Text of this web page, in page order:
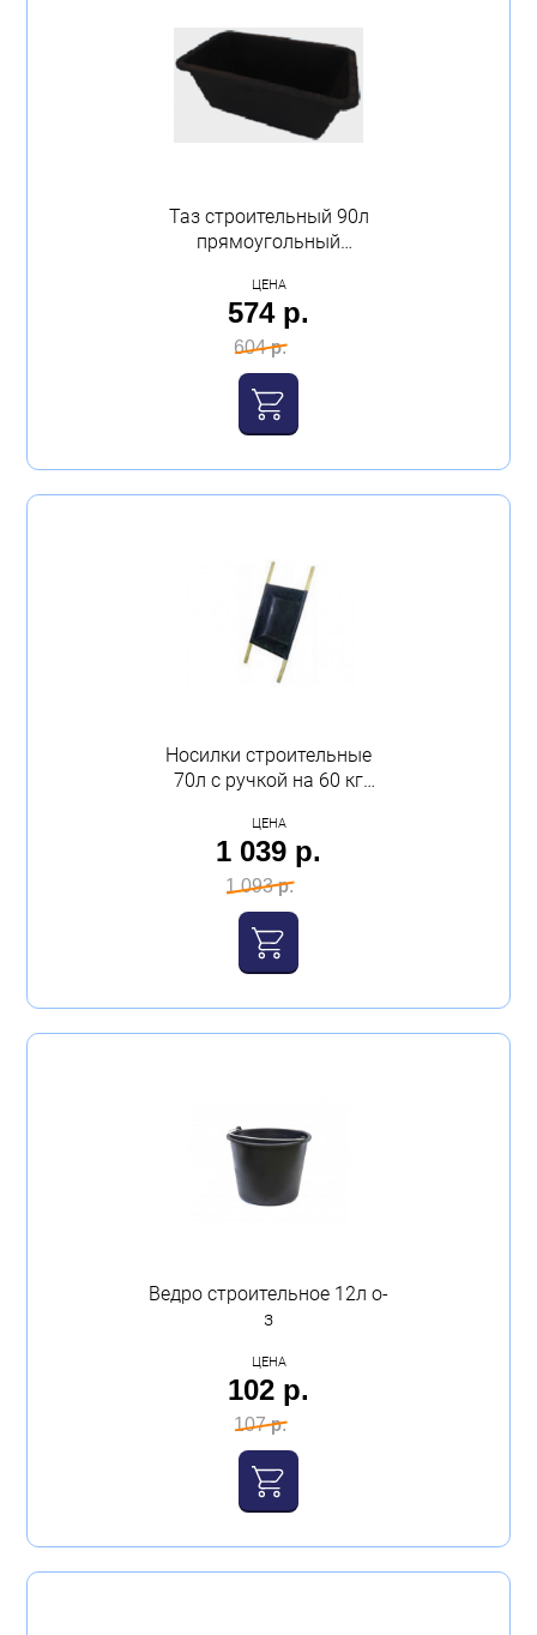
Таз строительный 90л
прямоугольный
ЦЕНА
574 р.
604 р.
Носилки строительные
70л с ручкой на 60 кг
ЦЕНА
1 039 р.
1 093 р.
Ведро строительное 12л о-
з
ЦЕНА
102 р.
107 р.